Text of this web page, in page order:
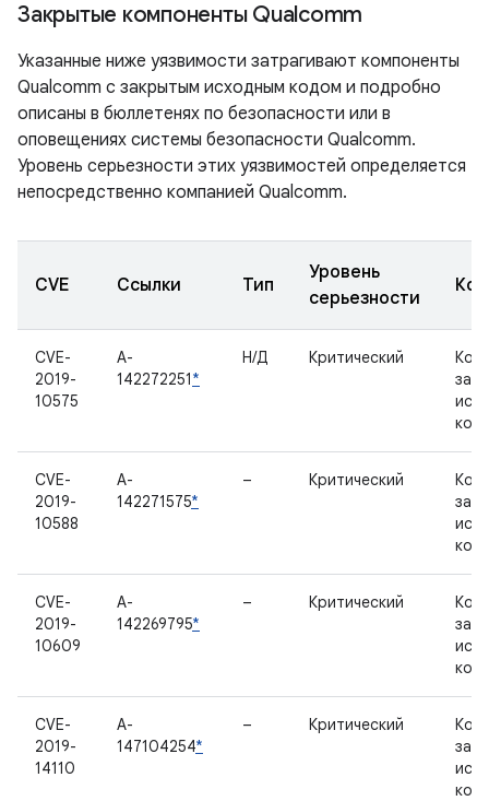
Закрытые компоненты Qualcomm
Указанные ниже уязвимости затрагивают компоненты
Qualcomm с закрытым исходным кодом и подробно
описаны в бюллетенях по безопасности или в
оповещениях системы безопасности Qualcomm.
Уровень серьезности этих уязвимостей определяется
непосредственно компанией Qualcomm.
CVE Ссылки Тип
Уровень
серьезности
CVE-
2019-
10575
A-
142272251*
Н/Д Критический
CVE-
2019-
10588
A-
142271575*
– Критический
CVE-
2019-
10609
A-
142269795*
– Критический
CVE-
2019-
14110
A-
147104254*
– Критический